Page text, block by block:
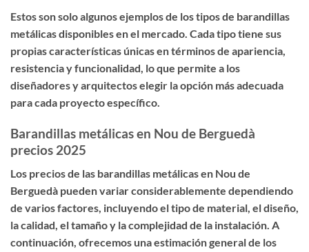
Estos son solo algunos ejemplos de los tipos de barandillas
metálicas disponibles en el mercado. Cada tipo tiene sus
propias características únicas en términos de apariencia,
resistencia y funcionalidad, lo que permite a los
diseñadores y arquitectos elegir la opción más adecuada
para cada proyecto específico.
Barandillas metálicas en Nou de Berguedà
precios 2025
Los precios de las barandillas metálicas en Nou de
Berguedà pueden variar considerablemente dependiendo
de varios factores, incluyendo el tipo de material, el diseño,
la calidad, el tamaño y la complejidad de la instalación. A
continuación, ofrecemos una estimación general de los